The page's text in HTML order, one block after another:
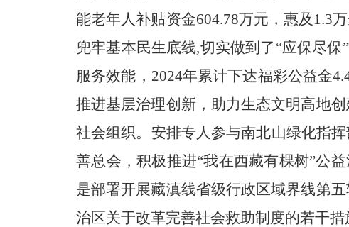
能老年人补贴资金604.78万元，惠及1.3万
兜牢基本民生底线,切实做到了“应保尽保
服务效能， 2024年累计下达福彩公益金
推进基层治理创新，助力生态文明高地创
社会组织。安排专人参与南北山绿化指
善总会，积极推进“我在西藏有棵树”公益
是部署开展藏滇线省级行政区域界线第
治区关于改革完善社会救助制度的若干措